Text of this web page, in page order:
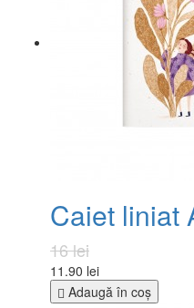
Caiet liniat
16 lei
11.90 lei
Adaugă în coş